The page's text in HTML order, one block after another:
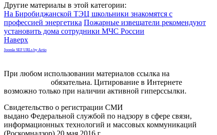
Другие материалы в этой категории:
На Биробиджанской ТЭЦ школьники знакомятся с
профессией энергетика Пожарные извещатели рекомендуют
установить дома сотрудники МЧС России
Наверх
Joomla SEF URLs by Artio
При любом использовании материалов ссылка на
обязательна. Цитирование в Интернете
возможно только при наличии активной гиперссылки.
Свидетельство о регистрации СМИ
выдано Федеральной службой по надзору в сфере связи,
информационных технологий и массовых коммуникаций
(Роскомнадзор) 20 мая 2016 г.